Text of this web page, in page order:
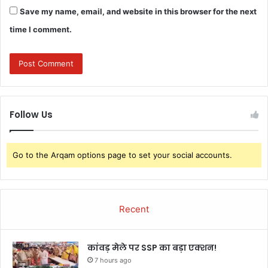
Save my name, email, and website in this browser for the next
time I comment.
Follow Us
Go to the Arqam options page to set your social accounts.
Recent
कांवड़ मेले पर SSP का बड़ा एक्शन!
7 hours ago